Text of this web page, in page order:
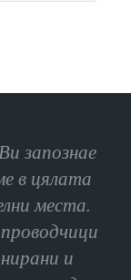
запознае
в цялата
места.
и